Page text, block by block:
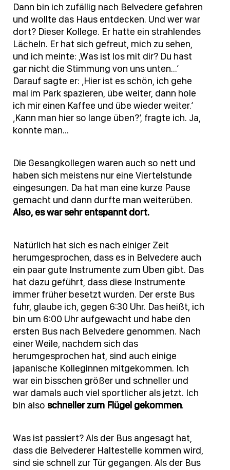
Dann bin ich zufällig nach Belvedere gefahren
und wollte das Haus entdecken. Und wer war
dort? Dieser Kollege. Er hatte ein strahlendes
Lächeln. Er hat sich gefreut, mich zu sehen,
und ich meinte: ‚Was ist los mit dir? Du hast
gar nicht die Stimmung von uns unten…‘
Darauf sagte er: ‚Hier ist es schön, ich gehe
mal im Park spazieren, übe weiter, dann hole
ich mir einen Kaffee und übe wieder weiter.‘
‚Kann man hier so lange üben?‘, fragte ich. Ja,
konnte man…
Die Gesangkollegen waren auch so nett und
haben sich meistens nur eine Viertelstunde
eingesungen. Da hat man eine kurze Pause
gemacht und dann durfte man weiterüben.
Also, es war sehr entspannt dort.
Natürlich hat sich es nach einiger Zeit
herumgesprochen, dass es in Belvedere auch
ein paar gute Instrumente zum Üben gibt. Das
hat dazu geführt, dass diese Instrumente
immer früher besetzt wurden. Der erste Bus
fuhr, glaube ich, gegen 6:30 Uhr. Das heißt, ich
bin um 6:00 Uhr aufgewacht und habe den
ersten Bus nach Belvedere genommen. Nach
einer Weile, nachdem sich das
herumgesprochen hat, sind auch einige
japanische Kolleginnen mitgekommen. Ich
war ein bisschen größer und schneller und
war damals auch viel sportlicher als jetzt. Ich
bin also schneller zum Flügel gekommen.
Was ist passiert? Als der Bus angesagt hat,
dass die Belvederer Haltestelle kommen wird,
sind sie schnell zur Tür gegangen. Als der Bus